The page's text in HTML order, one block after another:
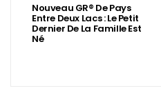
Nouveau GR® De Pays
Entre Deux Lacs : Le Petit
Dernier De La Famille Est
Né